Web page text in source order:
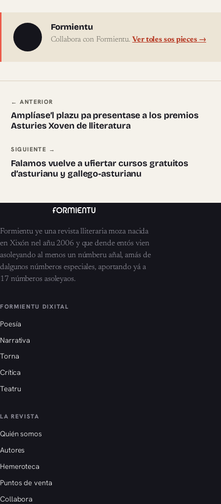
Sobre l'autor
Formientu
Collabora con Formientu.Ver toles sos pieces →
Navegación ente pieces
← ANTERIOR
Amplíase’l plazu pa presentase a los premios
Asturies Xoven de lliteratura
SIGUIENTE →
Falamos vuelve a ufiertar cursos gratuitos
d’asturianu y gallego-asturianu
Formientu ye una revista lliteraria moza nacida
en Xixón nel añu 2006 y que dende entós vien
asoleyando al menos un númberu añal, amás de
dalgunos númberos especiales, aportando yá a
17 númberos asoleyaos.
FORMIENTU DIXITAL
Poesía
Narrativa
Torna
Crítica
Teatru
LA REVISTA
Quién somos
Autores
Hemeroteca
Puntos de venta
Collabora